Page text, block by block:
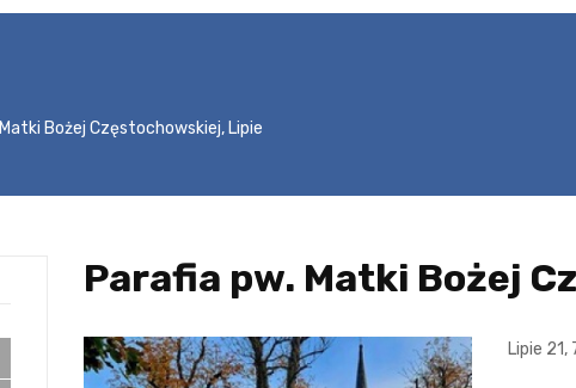
Matki Bożej Częstochowskiej, Lipie
Parafia pw. Matki Bożej
Lipie